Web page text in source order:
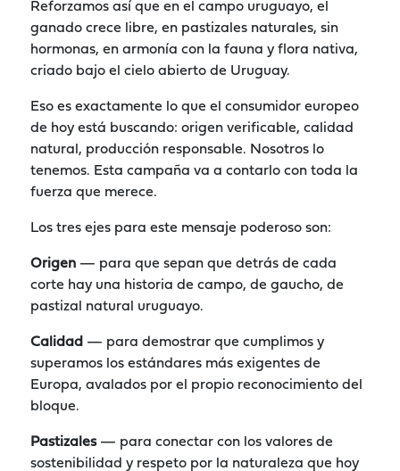
Reforzamos así que en el campo uruguayo, el
ganado crece libre, en pastizales naturales, sin
hormonas, en armonía con la fauna y flora nativa,
criado bajo el cielo abierto de Uruguay.
Eso es exactamente lo que el consumidor europeo
de hoy está buscando: origen verificable, calidad
natural, producción responsable. Nosotros lo
tenemos. Esta campaña va a contarlo con toda la
fuerza que merece.
Los tres ejes para este mensaje poderoso son:
Origen — para que sepan que detrás de cada
corte hay una historia de campo, de gaucho, de
pastizal natural uruguayo.
Calidad — para demostrar que cumplimos y
superamos los estándares más exigentes de
Europa, avalados por el propio reconocimiento del
bloque.
Pastizales— para conectar con los valores de
sostenibilidad y respeto por la naturaleza que hoy